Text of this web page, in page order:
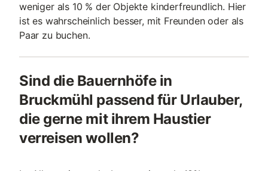
weniger als 10 % der Objekte kinderfreundlich. Hier
ist es wahrscheinlich besser, mit Freunden oder als
Paar zu buchen.
Sind die Bauernhöfe in
Bruckmühl passend für Urlauber,
die gerne mit ihrem Haustier
verreisen wollen?